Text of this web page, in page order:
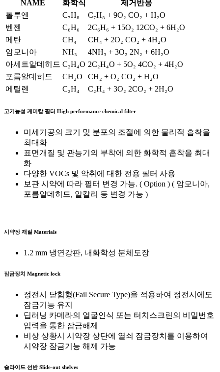
NAME
화학식
제거반응
톨루엔
C₇H₈ C₇H₈ + 9O₂ CO₂ + H₂O
벤젠
C₆H₆ 2C₆H₆ + 15O₂ 12CO₂ + 6H₂O
메탄
CH₄ CH₄ + 2O₂ CO₂ + 4H₂O
암모니아
NH₃ 4NH₃ + 3O₂ 2N₂ + 6H₂O
아세트알데히드 C₂H₄O 2C₂H₄O + 5O₂ 4CO₂ + 4H₂O
포름알데히드
CH₂O CH₂ + O₂ CO₂ + H₂O
에틸렌
C₂H₄ C₂H₄ + 3O₂ 2CO₂ + 2H₂O
고기능성 케미칼 필터 High performance chemical filter
미세기공의 크기 및 분포의 조절에 의한 물리적 흡착을
최대화
표면개질 및 관능기의 부착에 의한 화학적 흡착을 최대
화
다양한 VOCs 및 악취에 대한 전용 필터 사용
보관 시약에 따라 필터 변경 가능. ( Option ) ( 암모니아,
포름알데히드, 알칼리 등 변경 가능 )
시약장 재질 Materials
1.2 mm 냉연강판, 내화학성 분체도장
잠금장치 Magnetic lock
정전시 닫힘형(Fail Secure Type)을 적용하여 정전시에도
잠금기능 유지
딥러닝 카메라의 얼굴인식 또는 터치스크린의 비밀번호
입력을 통한 잠금해제
비상 상황시 시약장 상단에 열쇠 잠금장치를 이용하여
시약장 잠금기능 해제 가능
슬라이드 선반 Slide-out shelves